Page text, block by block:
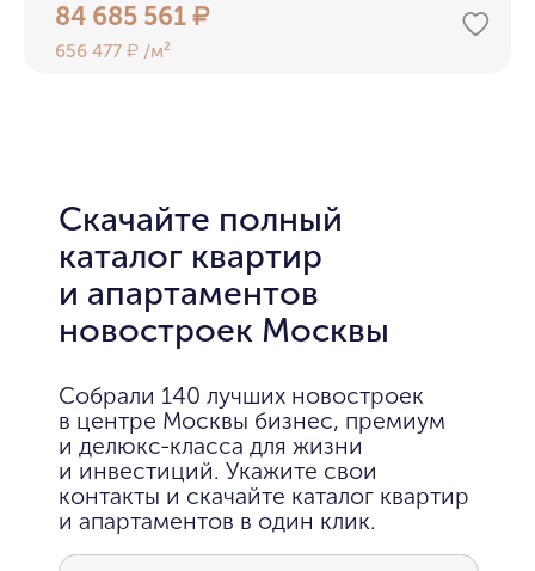
84 685 561₽
656 477₽ /м²
Скачайте полный
каталог квартир
и апартаментов
новостроек Москвы
Собрали 140 лучших новостроек
в центре Москвы бизнес, премиум
и делюкс-класса для жизни
и инвестиций. Укажите свои
контакты и скачайте каталог квартир
и апартаментов в один клик.